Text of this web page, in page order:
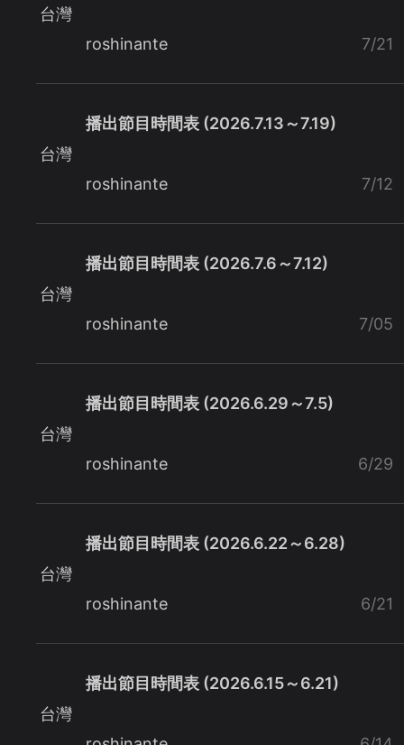
台灣
roshinante 7/21
台灣
播出節目時間表 (2026.7.13～7.19)
roshinante 7/12
台灣
播出節目時間表 (2026.7.6～7.12)
roshinante 7/05
台灣
播出節目時間表 (2026.6.29～7.5)
roshinante 6/29
台灣
播出節目時間表 (2026.6.22～6.28)
roshinante 6/21
台灣
播出節目時間表 (2026.6.15～6.21)